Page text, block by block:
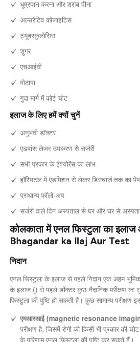
धूम्रपान करना और शराब पीना
अल्सरेटिव कोलाइटिस
ट्यूबरकुलोसिस
शुगर
एचआईवी
मोटापा
गुदा मार्ग में कोई चोट
इलाज के लिए हमें क्यों चुनें
अनुभवी डॉक्टर
एडवांस लेजर उपकरण से सर्जरी
सभी प्रकार के इंश्योरेंस का लाभ
हॉस्पिटल में एडमिशन से लेकर डिस्चार्ज तक का
प्राधान्य फॉलो-अप
सर्जरी वाले दिन अस्पताल से घर और घर से
कोलकाता में एनल फिस्टुला का इलाज
Bhagandar ka Ilaj Aur Test
निदान
एनल फिस्टुला के इलाज से पहले निदान एक अहम
के इलाज () से पहले डॉक्टर कुछ नैदानिक परीक्षण
फिस्टुला की पुष्टि हो सकती है। कुछ सामान्य परीक्षण
एमआरआई (magnetic resonance
परीक्षण है, जिसमें रोगी को किसी भी प्रकार की
के परिणाम एनल फिस्टुला की पुष्टि कर सकते हैं।